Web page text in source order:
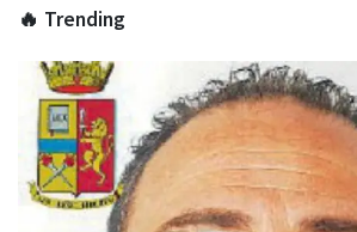
🔥 Trending